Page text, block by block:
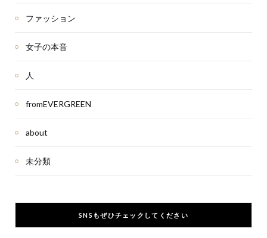
ファッション
女子の本音
人
fromEVERGREEN
about
未分類
SNSもぜひチェックしてください